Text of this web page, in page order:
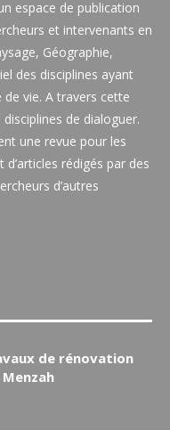
espace de publication
et intervenants en
Géographie,
des disciplines ayant
vie. A travers cette
de dialoguer.
une revue pour les
rédigés par des
d’autres
de rénovation
Menzah